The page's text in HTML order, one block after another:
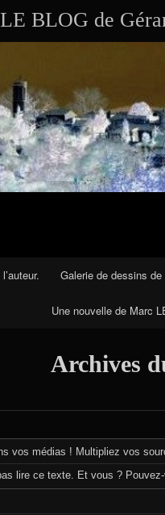
BLOG de
Galerie de dessins de
Une nouvelle de Marc
Archives
vos médias ! Multipliez vos
lire ce texte. Et vous ?